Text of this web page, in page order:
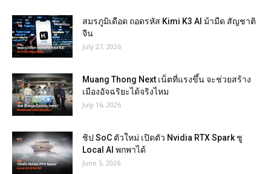
สมรภูมิเดือด ถอดรหัส Kimi K3 AI ม้ามืด สัญชาติ
จีน
July 27, 2026
Muang Thong Next เน็ตที่แรงขึ้น จะช่วยสร้าง
เมืองอัจฉริยะได้จริงไหม
July 16, 2026
ชิป SoC ตัวใหม่ เปิดตัว Nvidia RTX Spark ชู
Local AI พกพาได้
June 5, 2026